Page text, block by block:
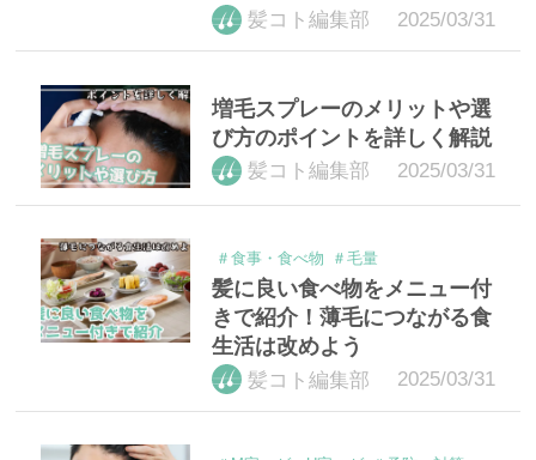
髪コト編集部
2025/03/31
増毛スプレーのメリットや選
び方のポイントを詳しく解説
髪コト編集部
2025/03/31
＃食事・食べ物 ＃毛量
髪に良い食べ物をメニュー付
きで紹介！薄毛につながる食
生活は改めよう
髪コト編集部
2025/03/31